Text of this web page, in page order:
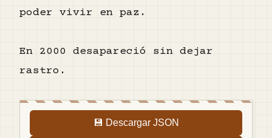
poder vivir en paz.
En 2000 desapareció sin dejar
rastro.
💾 Descargar JSON